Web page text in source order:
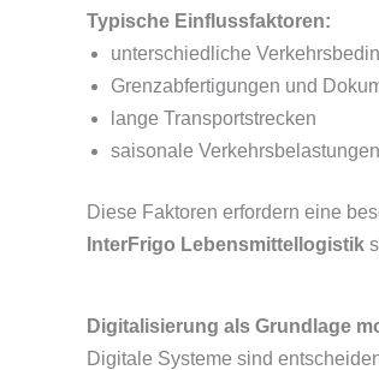
Typische Einflussfaktoren:
unterschiedliche
Grenzabfertigungen und
lange Transportstrecken
saisonale Verkehrsbelastungen
Diese Faktoren erfordern eine
InterFrigo Lebensmittellogistik
Digitalisierung als Grundlage
Digitale Systeme sind